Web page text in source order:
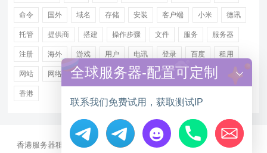
命令 国外 域名 存储 安装 客户端 小米 德讯
托管 提供商 搭建 操作步骤 文件 服务 服务器
注册 海外 游戏 用户 电讯 登录 百度 租用
网站 网络 腾讯 虚拟主机 证书 配置 阿里
香港
香港服务器租用 海外CN2服务器 站群多IP服务器 海外云服务器
全球服务器-配置可定制
联系我们免费试用，获取测试IP